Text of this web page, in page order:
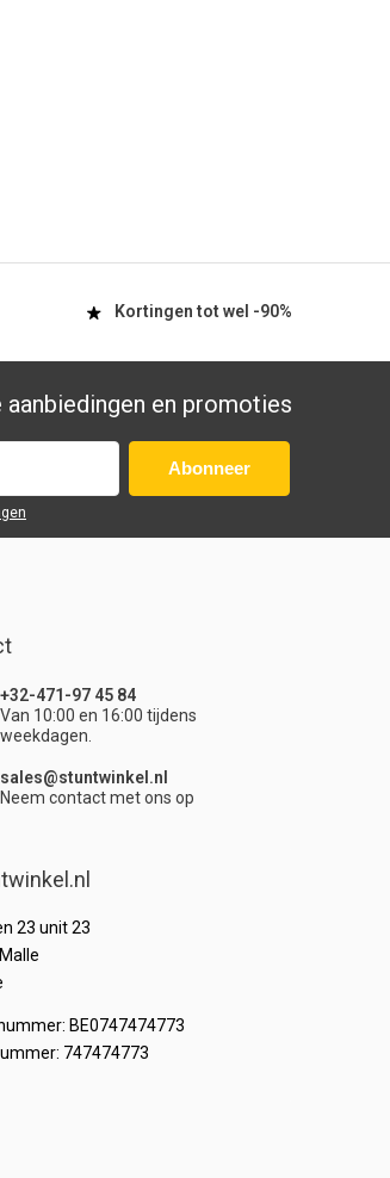
Kortingen tot wel -90%
aanbiedingen en promoties
Abonneer
+32-471-97 45 84
Van 10:00 en 16:00 tijdens
weekdagen.
sales@stuntwinkel.nl
Neem contact met ons op
23 unit 23
BE0747474773
747474773